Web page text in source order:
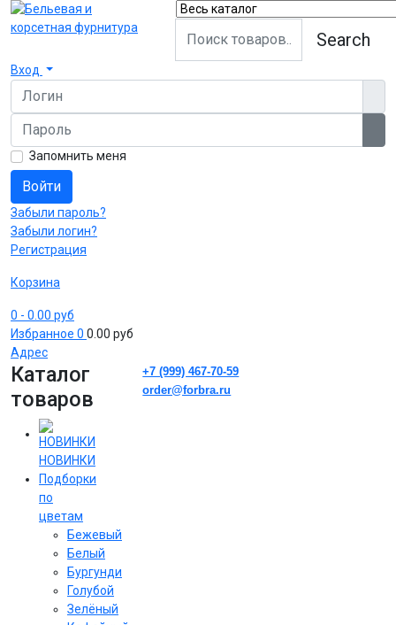
Search
Вход
Логин
Пароль
Запомнить меня
Войти
Забыли пароль?
Забыли логин?
Регистрация
Корзина
0 - 0.00 руб
Избранное 0 0.00 руб
Адрес
Каталог
товаров
НОВИНКИ
Подборки
по
цветам
Бежевый
Белый
Бургунди
Голубой
Зелёный
+7 (999) 467-70-59
order@forbra.ru